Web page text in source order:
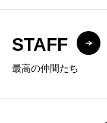
STAFF
最高の仲間たち